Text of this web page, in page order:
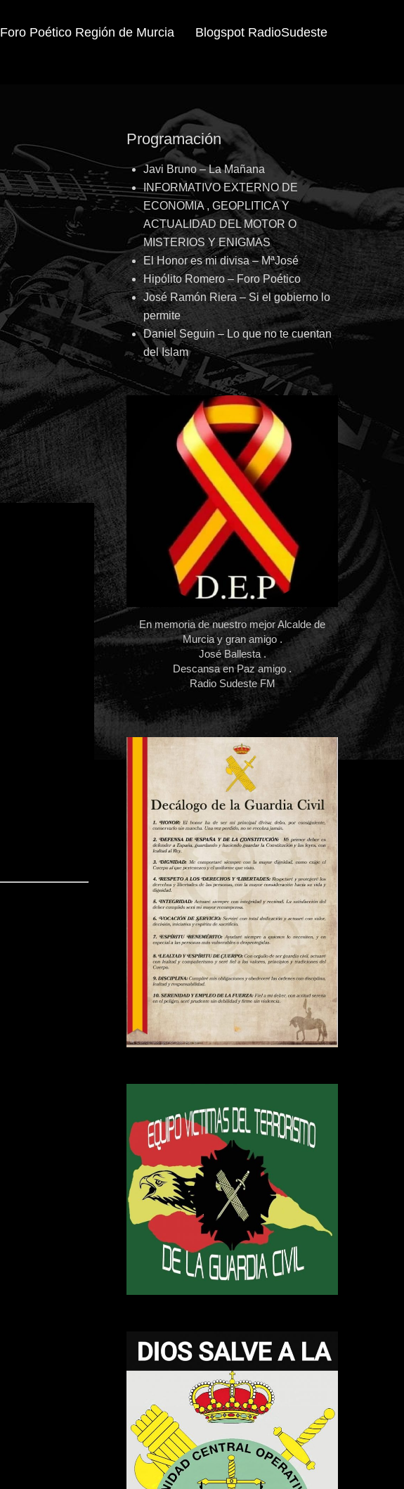
Foro Poético Región de Murcia Blogspot RadioSudeste
Programación
Javi Bruno – La Mañana
INFORMATIVO EXTERNO DE
ECONOMIA , GEOPLITICA Y
ACTUALIDAD DEL MOTOR O
MISTERIOS Y ENIGMAS
El Honor es mi divisa – MªJosé
Hipólito Romero – Foro Poético
José Ramón Riera – Si el gobierno lo
permite
Daniel Seguin – Lo que no te cuentan
del Islam
En memoria de nuestro mejor Alcalde de
Murcia y gran amigo .
José Ballesta .
Descansa en Paz amigo .
Radio Sudeste FM